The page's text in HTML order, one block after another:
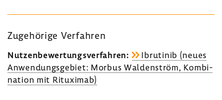
Zuge­hö­rige Verfahren
Nutzen­be­wer­tungs­ver­fahren:
Ibru­tinib (neues
Anwen­dungs­ge­biet: Morbus Walden­ström, Kombi­
na­tion mit Ritu­ximab)